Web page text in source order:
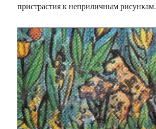
пристрастия к неприличным рисункам.